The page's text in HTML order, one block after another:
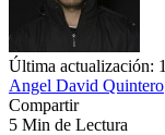
Última actualización:
Angel David Quintero
Compartir
5 Min de Lectura